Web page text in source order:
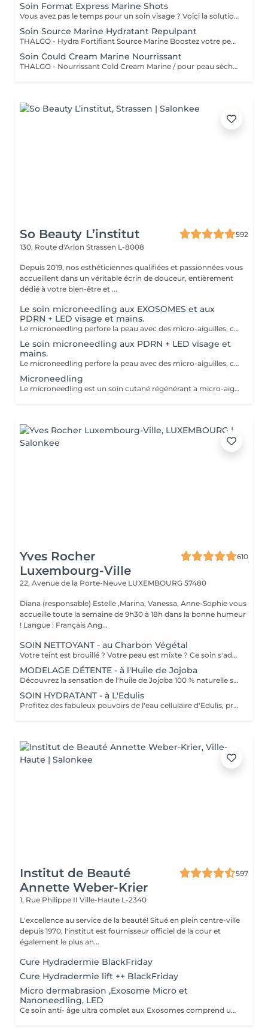
Soin Format Express Marine Shots
Vous avez pas le temps pour un soin visage ? Voici la solution un soin express de 30 minutes.
Soin Source Marine Hydratant Repulpant
THALGO - Hydra Fortifiant Source Marine Boostez votre peau avec la technologie du masque LED : un soin haute performance qui stimule , traite et illumine votre teint dès la première séance
Soin Could Cream Marine Nourrissant
THALGO - Nourrissant Cold Cream Marine / pour peau sèche Boostez votre peau avec la technologie du masque LED : un soin haute performance qui stimule , traite et illumine votre teint dès la première séance
So Beauty L’institut
592
130, Route d'Arlon Strassen L-8008
Depuis 2019, nos esthéticiennes qualifiées et passionnées vous
accueillent dans un véritable écrin de douceur, entièrement
dédié à votre bien-être et ...
Le soin microneedling aux EXOSOMES et aux
PDRN + LED visage et mains.
Le microneedling perfore la peau avec des micro-aiguilles, créant des micro-canaux qui permettent à un sérum actif (PDRN ou exosomes) de pénétrer en profondeur dans le derme. C'est ce qu'on appelle un soin « biostimulateur » : on ne remplit pas, on stimule la peau pour qu'elle se régénère elle-même. L'association des exosomes et du PDRN (Polydésoxyribonucléotide) est une révolution anti-âge. Il représente le protocole de régénération cutanée le plus avancé en médecine esthétique. Cette synergie permet de stimuler le renouvellement cellulaire de façon accélérée, d'atténuer les cicatrices et de lifter le teint sans chirurgie. C'est une synergie régénératrice puissante, ces deux actifs maximisent la réparation tissulaire et l'éclat du teint. Idéale pour les peaux: matures , avec des dommages solaires importants, des cicatrices, une perte de fermeté. Soin plus puissant que le PDRN . Pour optimiser les effets du soin, nous appliquerons la lumière LED sur le visage. Profitez, également, d'un traitement anti-âge à la lumière Led pour les mains.
Le soin microneedling aux PDRN + LED visage et
mains.
Le microneedling perfore la peau avec des micro-aiguilles, créant des micro-canaux qui permettent à un sérum actif (PDRN ou exosomes) de pénétrer en profondeur dans le derme. C'est ce qu'on appelle un soin « biostimulateur » : on ne remplit pas, on stimule la peau pour qu'elle se régénère elle-même. Tandis que le sérum PDRN pénètre profondément pour stimuler la réparation cellulaire, accélérer la cicatrisation et booster la production de collagène. Pour optimiser les effets du soin, nous appliquerons la lumière LED sur le visage. Profitez, également, d'un traitement anti-âge à la lumière Led pour les mains.
Microneedling
Le microneedling est un soin cutané régénérant a micro-aiguilles permettant de réduire les signes de l'âge et de raviver l'éclat de votre peau, il aide aussi a effacer les traces d'acné, les cicatrices. Un véritable soin qui resserre les pores dilatés , lisse la peau, estimes les rides et ridules grâce au sérum à l'acide hyaluronique. + LED visage et mains
Yves Rocher
Luxembourg-Ville
610
22, Avenue de la Porte-Neuve LUXEMBOURG 57480
Diana (responsable) Estelle ,Marina, Vanessa, Anne-Sophie vous
accueille toute la semaine de 9h30 à 18h dans la bonne humeur
! Langue : Français Ang...
SOIN NETTOYANT - au Charbon Végétal
Votre teint est brouillé ? Votre peau est mixte ? Ce soin s'adresse à vous. Votre peau est nettoyée par une exfoliation douce, sous vapeur, complétée par une extraction des comédons. Pour finir, l'application d'un masque purifie la zone médiane (front, nez, menton), et hydrate le reste de votre visage. Bénéfices : Detoxifié et hydraté, votre visage retrouve un teint unifié, frais et lumineux.
MODELAGE DÉTENTE - à l'Huile de Jojoba
Découvrez la sensation de l'huile de Jojoba 100 % naturelle sur votre peau. Nourrie, votre peau retrouve tout son confort. Libéré de ses tensions grâce aux mains habiles de notre esthéticienne, votre visage est détendu. Bénéfices : Nourrie, votre peau retrouve tout son confort.
SOIN HYDRATANT - à L'Edulis
Profitez des fabuleux pouvoirs de l'eau cellulaire d'Edulis, précieuse source d'hydratation continue. Après la brumisation du Sérum concentré en eau cellulaire, le Masque Crème ressourçant se transforme en une texture soyeuse qui fond sur votre peau sous le délicat modelage de notre esthéticienne. Bénéfices : Gorgée d'eau, votre peau retrouve douceur, souplesse et éclat. Retrouvez le confort dune peau hydratée en continu.
Institut de Beauté
Annette Weber-Krier
597
1, Rue Philippe II Ville-Haute L-2340
L'excellence au service de la beauté! Situé en plein centre-ville
depuis 1970, l'institut est fournisseur officiel de la cour et
également le plus an...
Cure Hydradermie BlackFriday
Cure Hydradermie lift ++ BlackFriday
Micro dermabrasion ,Exosome Micro et
Nanoneedling, LED
Ce soin anti- âge ultra complet aux Exosomes comprend une microdermabrasion, un soin activateur Cold plasma, le microneedling avec des Exosomes, un masque feuille de collagène avec le nanoneedling, pour finaliser encore 15' de luminothérapie. Vous partirez avec votre sérum aux exosomes pour continuer le soin à domicile.